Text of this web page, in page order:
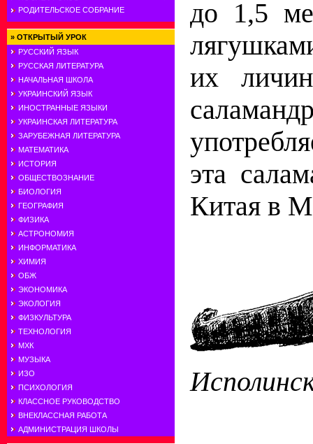
РОДИТЕЛЬСКОЕ СОБРАНИЕ
» ОТКРЫТЫЙ УРОК
РУССКИЙ ЯЗЫК
РУССКАЯ ЛИТЕРАТУРА
НАЧАЛЬНАЯ ШКОЛА
УКРАИНСКИЙ ЯЗЫК
ИНОСТРАННЫЕ ЯЗЫКИ
УКРАИНСКАЯ ЛИТЕРАТУРА
ЗАРУБЕЖНАЯ ЛИТЕРАТУРА
МАТЕМАТИКА
ИСТОРИЯ
ОБЩЕСТВОЗНАНИЕ
БИОЛОГИЯ
ГЕОГРАФИЯ
ФИЗИКА
АСТРОНОМИЯ
ИНФОРМАТИКА
ХИМИЯ
ОБЖ
ЭКОНОМИКА
ЭКОЛОГИЯ
ФИЗКУЛЬТУРА
ТЕХНОЛОГИЯ
МХК
МУЗЫКА
ИЗО
ПСИХОЛОГИЯ
КЛАССНОЕ РУКОВОДСТВО
ВНЕКЛАССНАЯ РАБОТА
АДМИНИСТРАЦИЯ ШКОЛЫ
до 1,5
их
эта
Китая в